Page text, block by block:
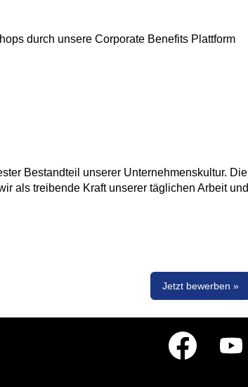
durch unsere Corporate Benefits Plattform
Bestandteil unserer Unternehmenskultur. Die
als treibende Kraft unserer täglichen Arbeit und
Jetzt bewerben »
W